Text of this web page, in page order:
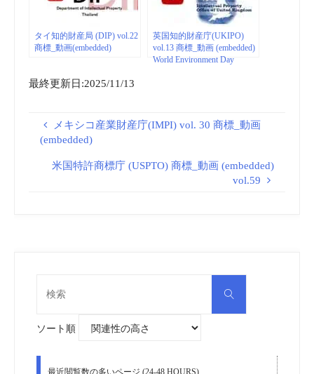
タイ知的財産局 (DIP) vol.22
商標_動画(embedded)
英国知的財産庁(UKIPO)
vol.13 商標_動画 (embedded)
World Environment Day
最終更新日:2025/11/13
メキシコ産業財産庁(IMPI) vol. 30 商標_動画
(embedded)
米国特許商標庁 (USPTO) 商標_動画 (embedded)
vol.59
検
ソート順
最近閲覧数の多いページ (24-48 HOURS)